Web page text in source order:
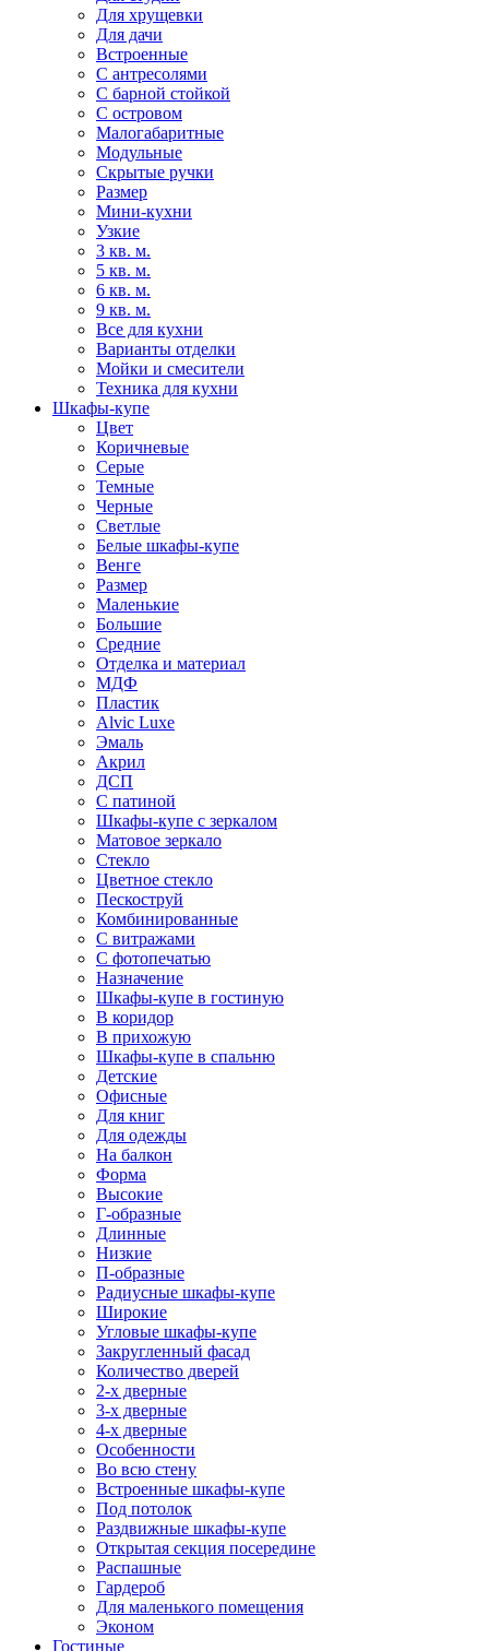
Для хрущевки
Для дачи
Встроенные
С антресолями
С барной стойкой
С островом
Малогабаритные
Модульные
Скрытые ручки
Размер
Мини-кухни
Узкие
3 кв. м.
5 кв. м.
6 кв. м.
9 кв. м.
Все для кухни
Варианты отделки
Мойки и смесители
Техника для кухни
Шкафы-купе
Цвет
Коричневые
Серые
Темные
Черные
Светлые
Белые шкафы-купе
Венге
Размер
Маленькие
Большие
Средние
Отделка и материал
МДФ
Пластик
Alvic Luxe
Эмаль
Акрил
ДСП
С патиной
Шкафы-купе с зеркалом
Матовое зеркало
Стекло
Цветное стекло
Пескоструй
Комбинированные
С витражами
С фотопечатью
Назначение
Шкафы-купе в гостиную
В коридор
В прихожую
Шкафы-купе в спальню
Детские
Офисные
Для книг
Для одежды
На балкон
Форма
Высокие
Г-образные
Длинные
Низкие
П-образные
Радиусные шкафы-купе
Широкие
Угловые шкафы-купе
Закругленный фасад
Количество дверей
2-х дверные
3-х дверные
4-х дверные
Особенности
Во всю стену
Встроенные шкафы-купе
Под потолок
Раздвижные шкафы-купе
Открытая секция посередине
Распашные
Гардероб
Для маленького помещения
Эконом
Гостиные